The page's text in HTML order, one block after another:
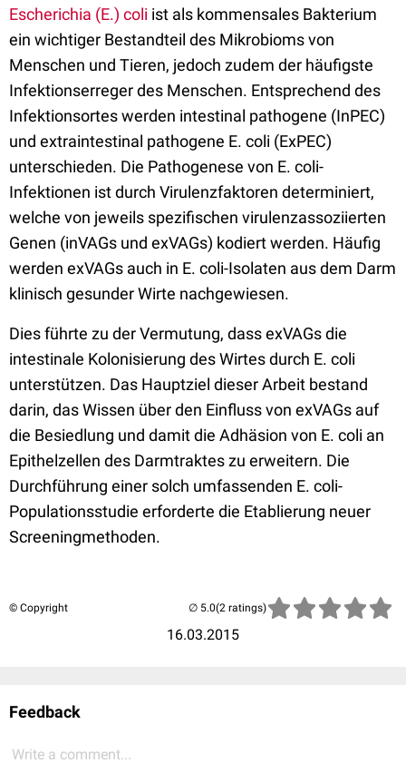
Escherichia (E.) coli ist als kommensales Bakterium
ein wichtiger Bestandteil des Mikrobioms von
Menschen und Tieren, jedoch zudem der häufigste
Infektionserreger des Menschen. Entsprechend des
Infektionsortes werden intestinal pathogene (InPEC)
und extraintestinal pathogene E. coli (ExPEC)
unterschieden. Die Pathogenese von E. coli-
Infektionen ist durch Virulenzfaktoren determiniert,
welche von jeweils spezifischen virulenzassoziierten
Genen (inVAGs und exVAGs) kodiert werden. Häufig
werden exVAGs auch in E. coli-Isolaten aus dem Darm
klinisch gesunder Wirte nachgewiesen.
Dies führte zu der Vermutung, dass exVAGs die
intestinale Kolonisierung des Wirtes durch E. coli
unterstützen. Das Hauptziel dieser Arbeit bestand
darin, das Wissen über den Einfluss von exVAGs auf
die Besiedlung und damit die Adhäsion von E. coli an
Epithelzellen des Darmtraktes zu erweitern. Die
Durchführung einer solch umfassenden E. coli-
Populationsstudie erforderte die Etablierung neuer
Screeningmethoden.
© Copyright
16.03.2015
(2 ratings)
Feedback
Write a comment...